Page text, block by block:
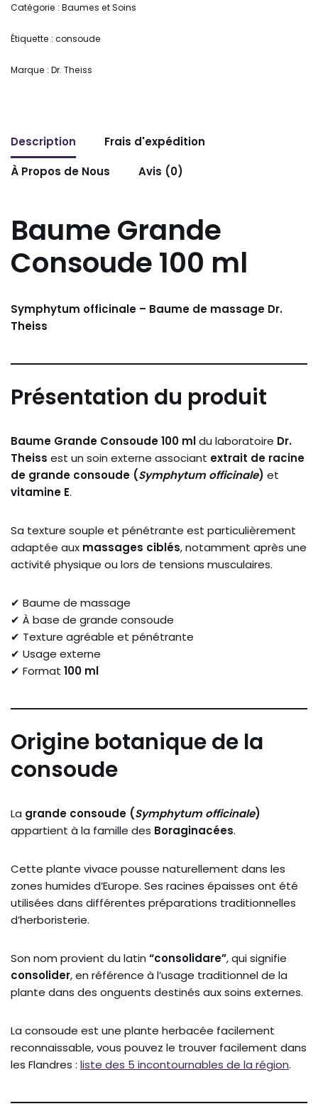
Catégorie : Baumes et Soins
Étiquette : consoude
Marque : Dr. Theiss
Description
Frais d'expédition
À Propos de Nous
Avis (0)
Baume Grande
Consoude 100 ml
Symphytum officinale – Baume de massage Dr.
Theiss
Présentation du produit
Baume Grande Consoude100 mldu laboratoire Dr.
Theiss est un soin externe associant extrait de racine
de grande consoude (Symphytum officinale) et
vitamine E.
Sa texture souple et pénétrante est particulièrement
adaptée aux massages ciblés,notamment après une
activité physique ou lors de tensions musculaires.
✔ Baume de massage
✔ À base de grande consoude
✔ Texture agréable et pénétrante
✔ Usage externe
✔ Format 100 ml
Origine botaniquede la
consoude
La grande consoude (Symphytum officinale)
appartient à la famille des Boraginacées.
Cette plante vivace pousse naturellement dans les
zones humides d’Europe. Ses racines épaisses ont été
utilisées dans différentes préparations traditionnelles
d’herboristerie.
Son nom provient du latin “consolidare”,quisignifie
consolider,en référence à l’usage traditionnelde la
plante dans des onguents destinés auxsoins externes.
La consoude est une plante herbacée facilement
reconnaissable, vous pouvez le trouver facilement dans
les Flandres : liste des 5 incontournables de la région.